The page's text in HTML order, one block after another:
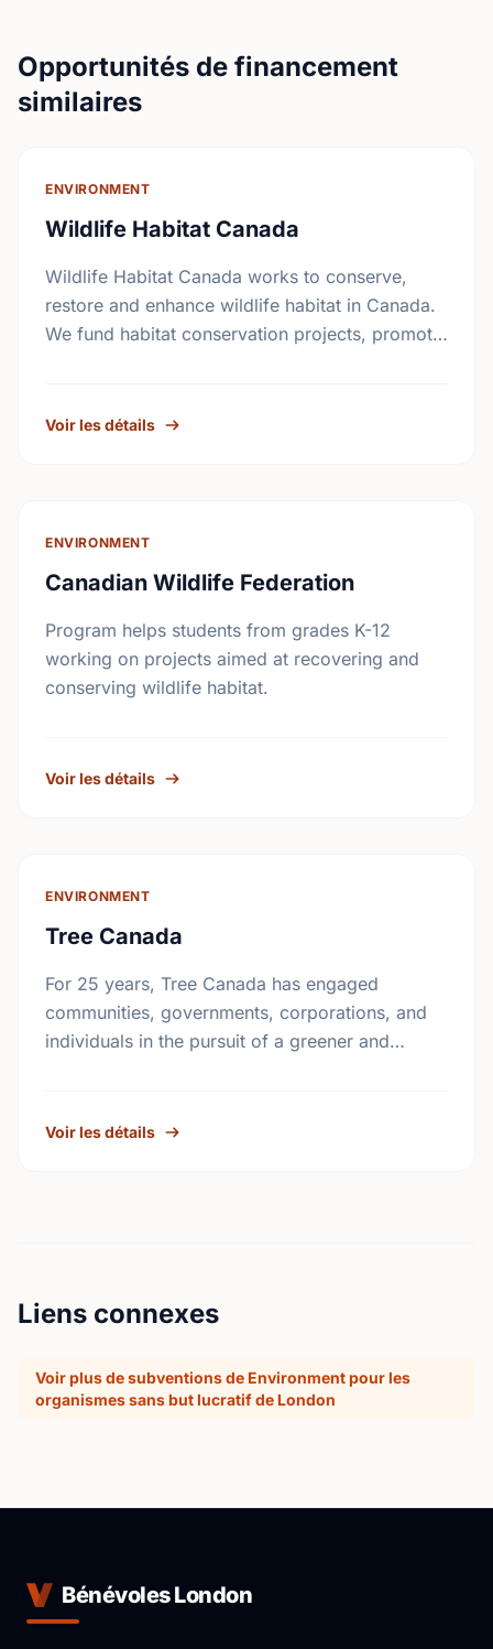
Opportunités de financement
similaires
ENVIRONMENT
Wildlife Habitat Canada
Wildlife Habitat Canada works to conserve,
restore and enhance wildlife habitat in Canada.
We fund habitat conservation projects, promote
Voir les détails
ENVIRONMENT
Canadian Wildlife Federation
Program helps students from grades K-12
working on projects aimed at recovering and
conserving wildlife habitat.
Voir les détails
ENVIRONMENT
Tree Canada
For 25 years, Tree Canada has engaged
communities, governments, corporations, and
individuals in the pursuit of a greener and
Voir les détails
Liens connexes
Voir plus de subventions de Environment pour les
organismes sans but lucratif de London
Bénévoles London